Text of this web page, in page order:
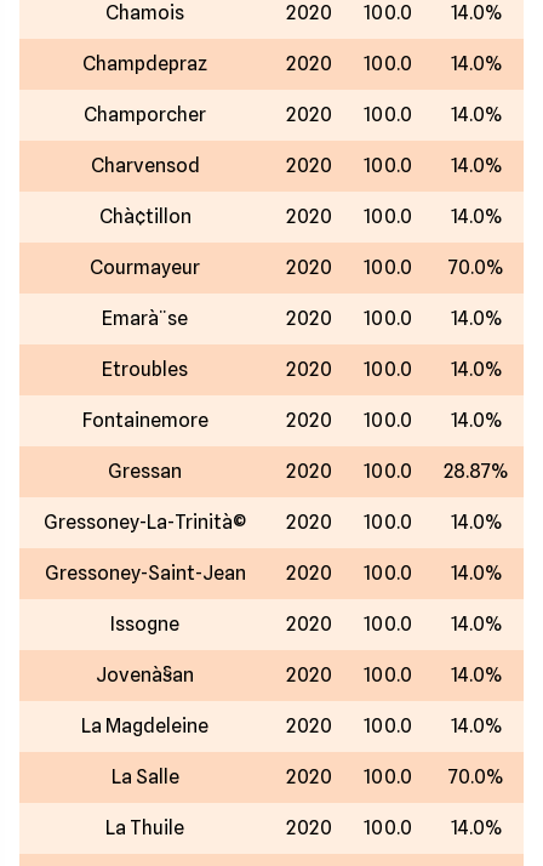
Chamois 2020 100.0 14.0%
Champdepraz 2020 100.0 14.0%
Champorcher 2020 100.0 14.0%
Charvensod 2020 100.0 14.0%
Chà¢tillon 2020 100.0 14.0%
Courmayeur 2020 100.0 70.0%
Emarà¨se 2020 100.0 14.0%
Etroubles 2020 100.0 14.0%
Fontainemore 2020 100.0 14.0%
Gressan 2020 100.0 28.87%
Gressoney-La-Trinità© 2020 100.0 14.0%
Gressoney-Saint-Jean 2020 100.0 14.0%
Issogne 2020 100.0 14.0%
Jovenà§an 2020 100.0 14.0%
La Magdeleine 2020 100.0 14.0%
La Salle 2020 100.0 70.0%
La Thuile 2020 100.0 14.0%